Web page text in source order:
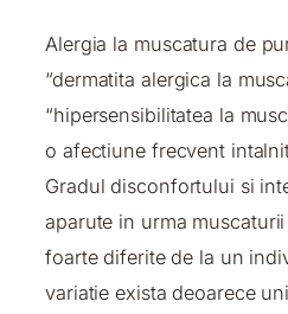
Alergia la muscatura de
“dermatita alergica la
“hipersensibilitatea la
o afectiune frecvent
Gradul disconfortului si
aparute in urma
foarte diferite de la un
variatie exista deoarece